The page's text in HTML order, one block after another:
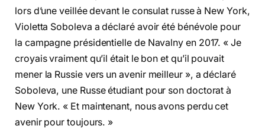
lors d’une veillée devant le consulat russe à New York,
Violetta Soboleva a déclaré avoir été bénévole pour
la campagne présidentielle de Navalny en 2017. « Je
croyais vraiment qu’il était le bon et qu’il pouvait
mener la Russie vers un avenir meilleur », a déclaré
Soboleva, une Russe étudiant pour son doctorat à
New York. « Et maintenant, nous avons perdu cet
avenir pour toujours. »